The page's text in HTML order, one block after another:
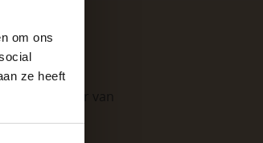
om ons
ze heeft
leverancier van